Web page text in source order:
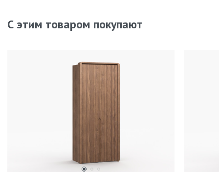
С этим товаром покупают